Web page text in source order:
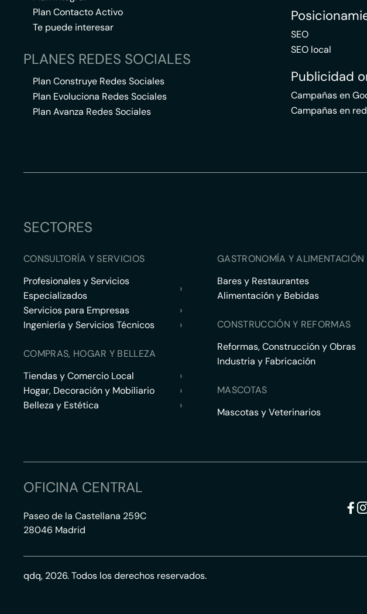
Plan Contacto Activo
Te puede interesar
PLANES REDES SOCIALES
Plan Construye Redes Sociales
Plan Evoluciona Redes Sociales
Plan Avanza Redes Sociales
SEO
SEO local
Publicidad
Campañas en
Campañas en
SECTORES
CONSULTORÍA Y SERVICIOS
Profesionales y Servicios
Especializados
›
Servicios para Empresas
›
Ingeniería y Servicios Técnicos
›
COMPRAS, HOGAR Y BELLEZA
Tiendas y Comercio Local
›
Hogar, Decoración y Mobiliario
›
Belleza y Estética
›
GASTRONOMÍA Y ALIMENTACIÓN
Bares y Restaurantes
Alimentación y Bebidas
CONSTRUCCIÓN Y REFORMAS
Reformas, Construcción y Obras
Industria y Fabricación
MASCOTAS
Mascotas y Veterinarios
OFICINA CENTRAL
Paseo de la Castellana 259C
28046 Madrid
qdq, 2026. Todos los derechos reservados.